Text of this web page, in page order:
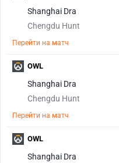
Shanghai Dra
Chengdu Hunt
Перейти на матч
Shanghai Dra
Chengdu Hunt
Перейти на матч
OWL
Shanghai Dra
OWL